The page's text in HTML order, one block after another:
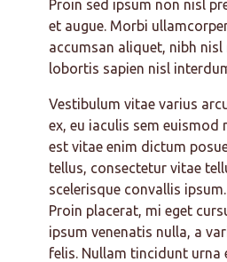
Proin sed ipsum non nisl
et augue. Morbi
accumsan aliquet, nibh
lobortis sapien nisl
Vestibulum vitae varius
ex, eu iaculis sem euismod
est vitae enim dictum
tellus, consectetur vitae
scelerisque convallis
Proin placerat, mi eget
ipsum venenatis nulla, a
felis. Nullam tincidunt urna